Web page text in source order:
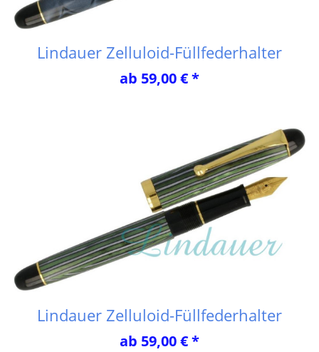
Lindauer Zelluloid-Füllfederhalter
ab 59,00 € *
Lindauer Zelluloid-Füllfederhalter
ab 59,00 € *